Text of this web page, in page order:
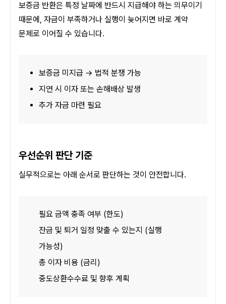
보증금 반환은 특정 날짜에 반드시 지급해야 하는 의무이기
때문에, 자금이 부족하거나 실행이 늦어지면 바로 계약
문제로 이어질 수 있습니다.
보증금 미지급 → 법적 분쟁 가능
지연 시 이자 또는 손해배상 발생
추가 자금 마련 필요
우선순위 판단 기준
실무적으로는 아래 순서로 판단하는 것이 안전합니다.
필요 금액 충족 여부 (한도)
잔금 및 퇴거 일정 맞출 수 있는지 (실행
가능성)
총 이자 비용 (금리)
중도상환수수료 및 향후 계획